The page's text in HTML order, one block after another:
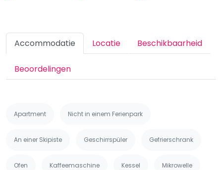
Accommodatie Locatie Beschikbaarheid
Beoordelingen
Apartment Nicht in einem Ferienpark
An einer Skipiste Geschirrspüler Gefrierschrank
Ofen Kaffeemaschine Kessel Mikrowelle